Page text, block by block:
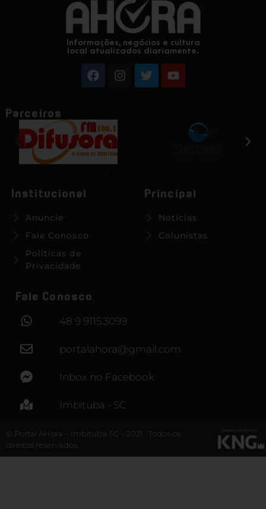
Informações, negócios e cultura
local atualizados diariamente.
Parceiros
Institucional
Anuncie
Fale Conosco
Políticas de
Privacidade
Principal
Notícias
Colunistas
Fale Conosco
48 9 9115.3099
portalahora@gmail.com
Inbox no Facebook
Imbituba - SC
© Portal AHora – Imbituba SC – 2021 . Todos os
direitos reservados.
Desenvolvido por